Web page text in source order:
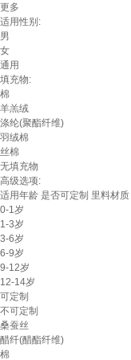
更多
适用性别:
男
女
通用
填充物:
棉
羊羔绒
涤纶(聚酯纤维)
羽绒棉
丝棉
无填充物
高级选项:
适用年龄 是否可定制 里料材质
0-1岁
1-3岁
3-6岁
6-9岁
9-12岁
12-14岁
可定制
不可定制
桑蚕丝
醋纤(醋酯纤维)
棉